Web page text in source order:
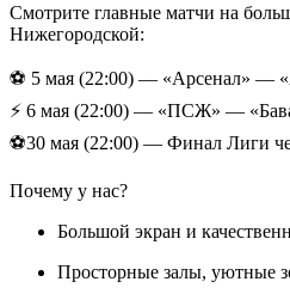
Смотрите главные матчи на
Нижегородской:
⚽️ 5 мая (22:00) — «Арсенал» —
⚡️ 6 мая (22:00) — «ПСЖ» —
⚽️30 мая (22:00) — Финал Лиги
Почему у нас?
Большой экран и
Просторные залы, уютные